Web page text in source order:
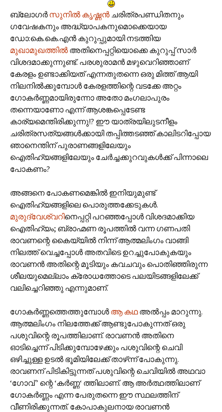
ബ്ലോഗര്‍സുനില്‍ കൃഷ്ണന്‍ ചരിത്രപണ്ഡിതനും
ഗവേഷകനും അദ്ധ്യാപകനുമൊക്കെയായ
ഡോ:കെ.കെ.എന്‍ കുറുപ്പുമായി നടത്തിയ
മുഖാമുഖത്തില്‍ അതിനെപ്പറ്റിയൊക്കെ കുറുപ്പ് സാര്‍
വിശദമാക്കുന്നുണ്ട്. പരശുരാമന്‍ മഴുവെറിഞ്ഞാണ്
കേരളം ഉണ്ടാക്കിയത് എന്നതുതന്നെ ഒരു മിത്ത് ആയി
നിലനില്‍ക്കുമ്പോള്‍ കേരളത്തിന്റെ വടക്കേ അറ്റം
ഗോകര്‍ണ്ണമായിരുന്നോ അതോ മംഗലാപുരം
തന്നെയാണോ എന്ന് ആശങ്കപ്പെടേണ്ട
കാര്യമെന്തിരിക്കുന്നു!? ഈ യാത്രയിലുടനീളം
ചരിത്രസത്യങ്ങള്‍ക്കായി തപ്പിത്തടഞ്ഞ് കാലിടറിപ്പോയ
ഞാനെന്തിന് പുരാണങ്ങളിലേയും
ഐതിഹ്യങ്ങളിലേയും ചേര്‍ച്ചക്കുറവുകള്‍ക്ക് പിന്നാലെ
പോകണം?
അങ്ങനെ പോകണമെങ്കില്‍ ഇനിയുമുണ്ട്
ഐതിഹ്യങ്ങളിലെ പൊരുത്തക്കേടുകള്‍.
മുരുദ്വേശ്വറിനെപ്പറ്റി പറഞ്ഞപ്പോള്‍ വിശദമാക്കിയ
ഐതിഹ്യം; ബ്രാഹ്മണ രൂപത്തില്‍ വന്ന ഗണപതി
രാവണന്റെ കൈയ്യില്‍ നിന്ന് ആത്മലിംഗം വാങ്ങി
നിലത്ത് വെച്ചപ്പോള്‍ അതവിടെ ഉറച്ചുപോകുകയും
രാവണന്‍ അതിന്റെ മൂടിയും കവചവും പൊതിഞ്ഞിരുന്ന
ശീലയുമെല്ലാം ക്രോധത്തോടെ പലയിടങ്ങളിലേക്ക്
വലിച്ചെറിഞ്ഞു എന്നുമാണ്.
ഗോകര്‍ണ്ണത്തെത്തുമ്പോള്‍ ആ കഥഅല്‍പ്പം മാറുന്നു.
ആത്മലിംഗം നിലത്തേക്ക് ആണ്ടുപോകുന്നത് ഒരു
പശുവിന്റെ രൂപത്തിലാണ്. രാവണന്‍ അതിനെ
ഓടിച്ചെന്ന് പിടിക്കുമ്പോഴേക്കും പശുവിന്റെ ചെവി
ഒഴിച്ചുള്ള ഉടല്‍ ഭൂമിയിലേക്ക് താഴ്‌ന്ന് പോകുന്നു.
രാവണന് പിടികിട്ടുന്നത് പശുവിന്റെ ചെവിയില്‍ അഥവാ
‘ഗോവ് ’ ന്റെ ‘കര്‍ണ്ണ‘ ത്തിലാണ്. ആ അര്‍ത്ഥത്തിലാണ്
ഗോകര്‍ണ്ണം എന്ന പേരുതന്നെ ഈ സ്ഥലത്തിന്
വീണിരിക്കുന്നത്. കോപാകുലനായ രാവണന്‍